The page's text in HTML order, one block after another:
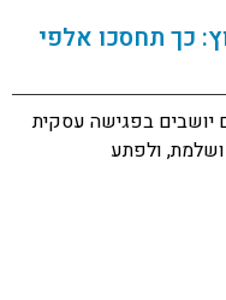
כך תחסכו אלפי
בפגישה עסקית
ולפתע